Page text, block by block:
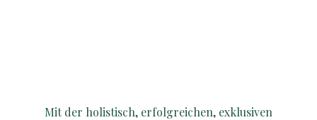
Mit der holistisch, erfolgreichen, exklusiven